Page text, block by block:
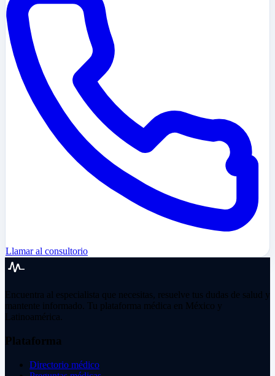
Llamar al consultorio
Encuentra al especialista que necesitas, resuelve tus dudas de salud y
mantente informado. Tu plataforma médica en México y
Latinoamérica.
Plataforma
Directorio médico